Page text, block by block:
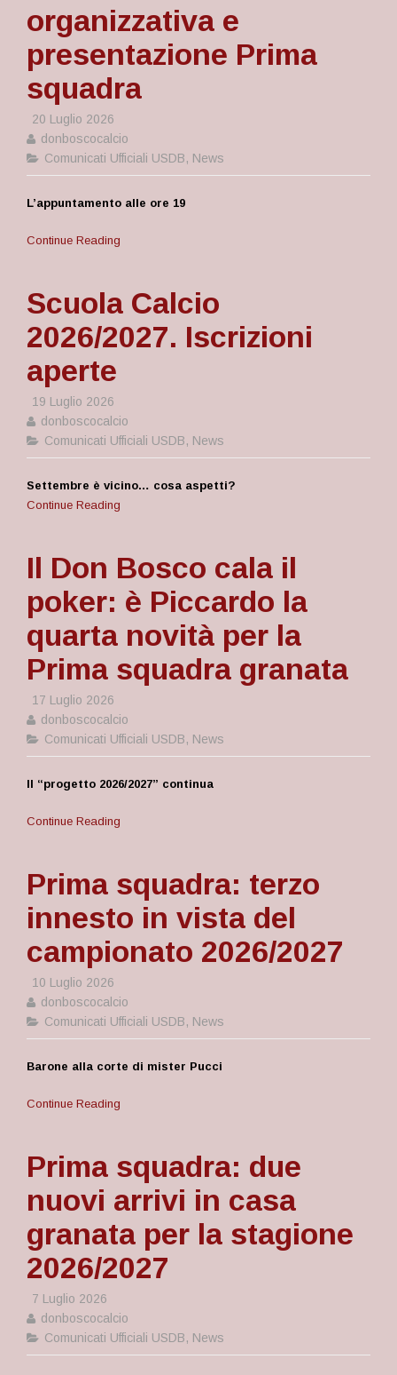
organizzativa e
presentazione Prima
squadra
20 Luglio 2026
donboscocalcio
Comunicati Ufficiali USDB, News
L’appuntamento alle ore 19
Continue Reading
Scuola Calcio
2026/2027. Iscrizioni
aperte
19 Luglio 2026
donboscocalcio
Comunicati Ufficiali USDB, News
Settembre è vicino… cosa aspetti?
Continue Reading
Il Don Bosco cala il
poker: è Piccardo la
quarta novità per la
Prima squadra granata
17 Luglio 2026
donboscocalcio
Comunicati Ufficiali USDB, News
Il “progetto 2026/2027” continua
Continue Reading
Prima squadra: terzo
innesto in vista del
campionato 2026/2027
10 Luglio 2026
donboscocalcio
Comunicati Ufficiali USDB, News
Barone alla corte di mister Pucci
Continue Reading
Prima squadra: due
nuovi arrivi in casa
granata per la stagione
2026/2027
7 Luglio 2026
donboscocalcio
Comunicati Ufficiali USDB, News